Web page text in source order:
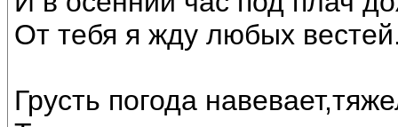
От тебя я жду любых
Грусть погода